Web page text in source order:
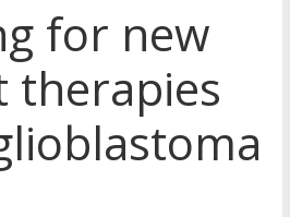
for new
therapies